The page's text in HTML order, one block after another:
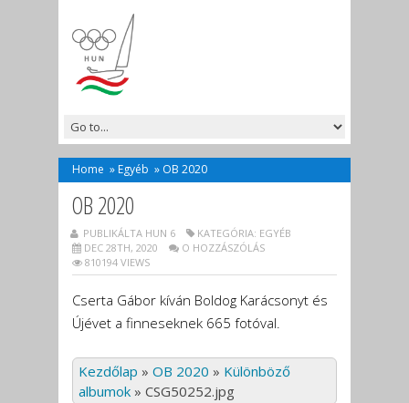
Home » Egyéb » OB 2020
OB 2020
PUBLIKÁLTA HUN 6 KATEGÓRIA: EGYÉB
DEC 28TH, 2020
O HOZZÁSZÓLÁS
810194 VIEWS
Cserta Gábor kíván Boldog Karácsonyt és
Újévet a finneseknek 665 fotóval.
Kezdőlap » OB 2020 » Különböző
albumok » CSG50252.jpg